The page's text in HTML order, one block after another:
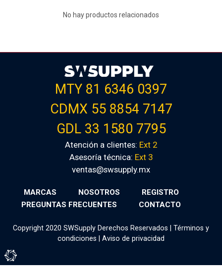
No hay productos relacionados
MTY 81 6346 0397
CDMX 55 8854 7147
GDL 33 1580 7795
Atención a clientes: Ext 2
Asesoría técnica: Ext 3
ventas@swsupply.mx
MARCAS NOSOTROS
REGISTRO
PREGUNTAS FRECUENTES
CONTACTO
Copyright 2020 SWSupply Derechos Reservados | Términos y
condiciones
Aviso de privacidad